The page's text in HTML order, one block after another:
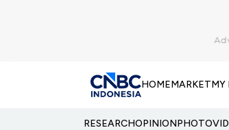
HOMEMARKETMY
RESEARCHOPINIONPHOTO